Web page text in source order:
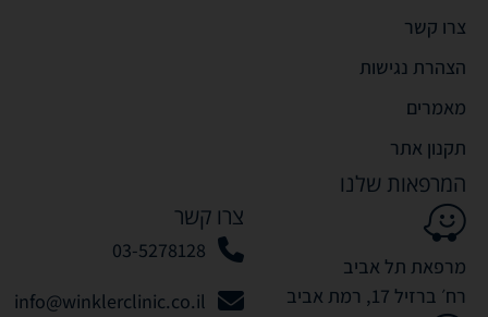
צרו קשר
הצהרת נגישות
מאמרים
תקנון אתר
המרפאות שלנו
מרפאת תל אביב
רח׳ ברזיל 17, רמת אביב
צרו קשר
03-5278128
info@winklerclinic.co.il